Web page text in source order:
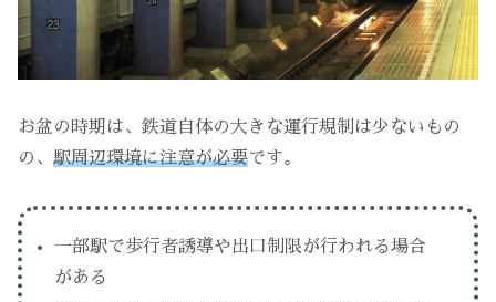
お盆の時期は、鉄道自体の大きな運行規制は少ないもの
の、 駅周辺環境に注意が必要です。
一部駅で歩行者誘導や出口制限が行われる場合
がある